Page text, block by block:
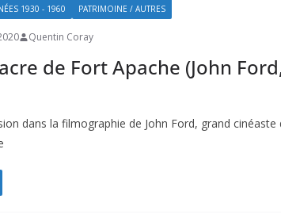
1930 - 1960 PATRIMOINE / AUTRES
Quentin Coray
de Fort Apache (John
dans la filmographie de John Ford, grand